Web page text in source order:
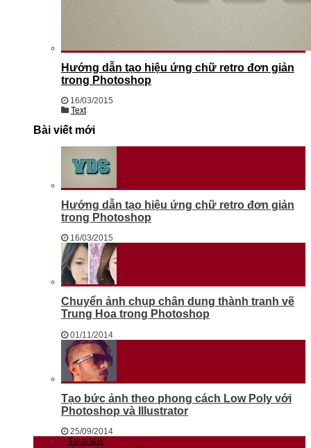
Hướng dẫn tạo hiệu ứng chữ retro đơn giản
trong Photoshop
16/03/2015
Text
Bài viết mới
Hướng dẫn tạo hiệu ứng chữ retro đơn giản
trong Photoshop
16/03/2015
Chuyển ảnh chụp chân dung thành tranh vẽ
Trung Hoa trong Photoshop
01/11/2014
Tạo bức ảnh theo phong cách Low Poly với
Photoshop và Illustrator
25/09/2014
Tutorials